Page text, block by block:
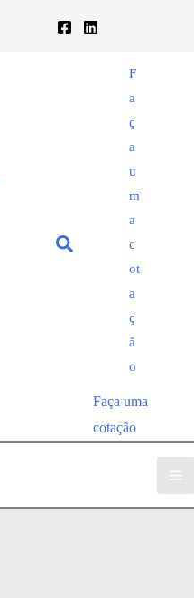
F
a
ç
a
u
m
a
c
ot
a
ç
ã
o
Faça uma
cotação